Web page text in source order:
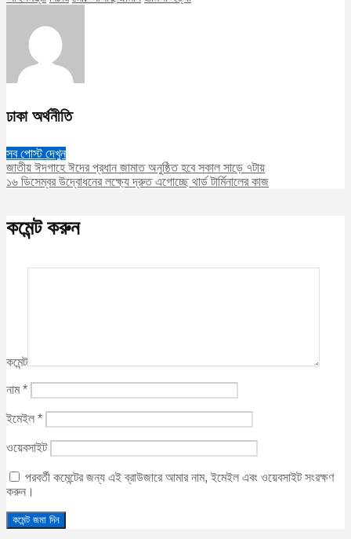
ঢাকা অর্থনীতি
সব পোস্ট দেখুন
জাতীয় ঈদগাহে ঈদের প্রধান জামাত অনুষ্ঠিত হবে সকাল সাড়ে ৭টায়
১৬ ডিসেম্বর উদ্বোধনের লক্ষ্যে দ্রুত এগোচ্ছে থার্ড টার্মিনালের কাজ
কমেন্ট করুন
কমেন্ট
নাম*
ইমেইল *
ওয়েবসাইট
পরবর্তী কমেন্টের জন্য এই ব্রাউজারে আমার নাম, ইমেইল এবং ওয়েবসাইট সংরক্ষণ
করুন।